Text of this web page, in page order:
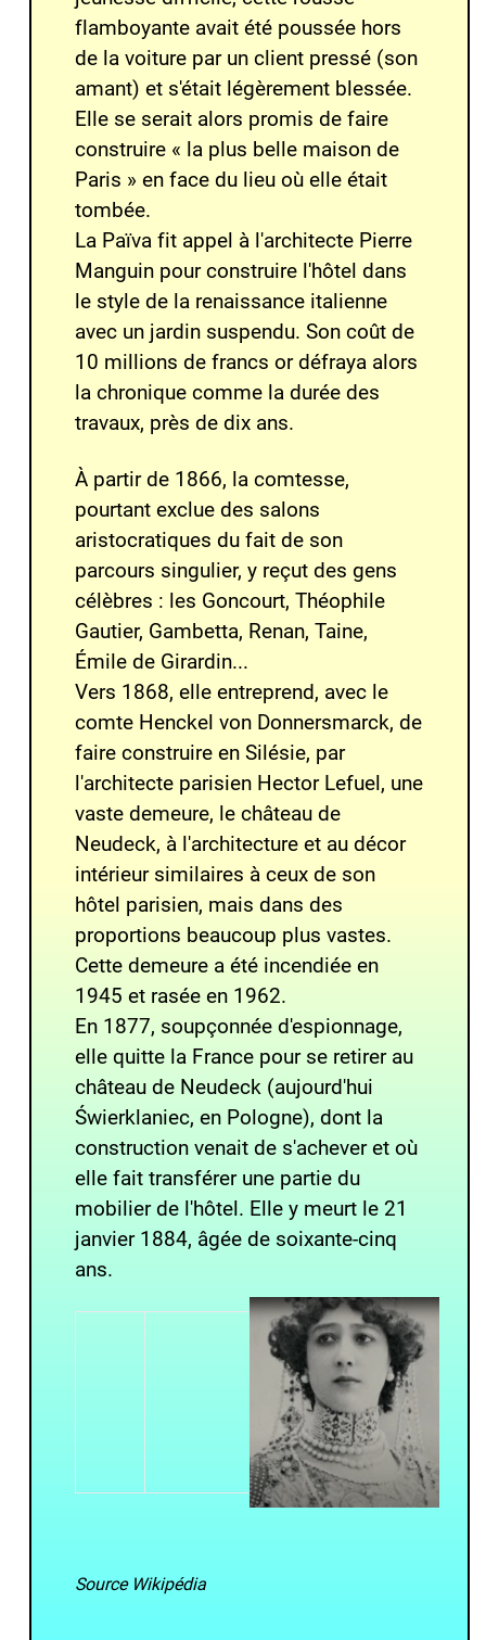
flamboyante avait été poussée hors
de la voiture par un client pressé (son
amant) et s'était légèrement blessée.
Elle se serait alors promis de faire
construire « la plus belle maison de
Paris » en face du lieu où elle était
tombée.
La Païva fit appel à l'architecte Pierre
Manguin pour construire l'hôtel dans
le style de la renaissance italienne
avec un jardin suspendu. Son coût de
10 millions de francs or défraya alors
la chronique comme la durée des
travaux, près de dix ans.
À partir de 1866, la comtesse,
pourtant exclue des salons
aristocratiques du fait de son
parcours singulier, y reçut des gens
célèbres : les Goncourt,Théophile
Gautier, Gambetta, Renan,Taine,
Émile de Girardin...
Vers 1868, elle entreprend, avec le
comte Henckel von Donnersmarck, de
faire construire enSilésie, par
l'architecte parisien Hector Lefuel , une
vaste demeure, lechâteau de
Neudeck, à l'architecture et au décor
intérieur similaires à ceux de son
hôtel parisien, mais dans des
proportions beaucoup plus vastes.
Cette demeure a été incendiée en
1945 et rasée en 1962.
En 1877, soupçonnée d'espionnage,
elle quitte la France pour se retirer au
château de Neudeck (aujourd'hui
Świerklaniec, en Pologne), dont la
construction venait de s'achever et où
elle fait transférer une partie du
mobilier de l'hôtel. Elle y meurt le 21
janvier 1884, âgée de soixante-cinq
ans.
Source Wikipédia